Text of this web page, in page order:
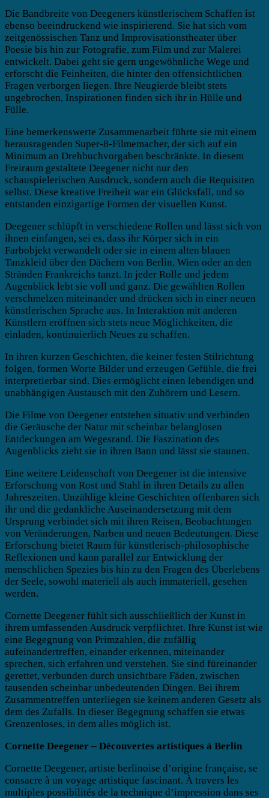
Die Bandbreite von Deegeners künstlerischem Schaffen ist
ebenso beeindruckend wie inspirierend. Sie hat sich vom
zeitgenössischen Tanz und Improvisationstheater über
Poesie bis hin zur Fotografie, zum Film und zur Malerei
entwickelt. Dabei geht sie gern ungewöhnliche Wege und
erforscht die Feinheiten, die hinter den offensichtlichen
Fragen verborgen liegen. Ihre Neugierde bleibt stets
ungebrochen, Inspirationen finden sich ihr in Hülle und
Fülle.
Eine bemerkenswerte Zusammenarbeit führte sie mit einem
herausragenden Super-8-Filmemacher, der sich auf ein
Minimum an Drehbuchvorgaben beschränkte. In diesem
Freiraum gestaltete Deegener nicht nur den
schauspielerischen Ausdruck, sondern auch die Requisiten
selbst. Diese kreative Freiheit war ein Glücksfall, und so
entstanden einzigartige Formen der visuellen Kunst.
Deegener schlüpft in verschiedene Rollen und lässt sich von
ihnen einfangen, sei es, dass ihr Körper sich in ein
Farbobjekt verwandelt oder sie in einem alten blauen
Tanzkleid über den Dächern von Berlin, Wien oder an den
Stränden Frankreichs tanzt. In jeder Rolle und jedem
Augenblick lebt sie voll und ganz. Die gewählten Rollen
verschmelzen miteinander und drücken sich in einer neuen
künstlerischen Sprache aus. In Interaktion mit anderen
Künstlern eröffnen sich stets neue Möglichkeiten, die
einladen, kontinuierlich Neues zu schaffen.
In ihren kurzen Geschichten, die keiner festen Stilrichtung
folgen, formen Worte Bilder und erzeugen Gefühle, die frei
interpretierbar sind. Dies ermöglicht einen lebendigen und
unabhängigen Austausch mit den Zuhörern und Lesern.
Die Filme von Deegener entstehen situativ und verbinden
die Geräusche der Natur mit scheinbar belanglosen
Entdeckungen am Wegesrand. Die Faszination des
Augenblicks zieht sie in ihren Bann und lässt sie staunen.
Eine weitere Leidenschaft von Deegener ist die intensive
Erforschung von Rost und Stahl in ihren Details zu allen
Jahreszeiten. Unzählige kleine Geschichten offenbaren sich
ihr und die gedankliche Auseinandersetzung mit dem
Ursprung verbindet sich mit ihren Reisen, Beobachtungen
von Veränderungen, Narben und neuen Bedeutungen. Diese
Erforschung bietet Raum für künstlerisch-philosophische
Reflexionen und kann parallel zur Entwicklung der
menschlichen Spezies bis hin zu den Fragen des Überlebens
der Seele, sowohl materiell als auch immateriell, gesehen
werden.
Cornette Deegener fühlt sich ausschließlich der Kunst in
ihrem umfassenden Ausdruck verpflichtet. Ihre Kunst ist wie
eine Begegnung von Primzahlen, die zufällig
aufeinandertreffen, einander erkennen, miteinander
sprechen, sich erfahren und verstehen. Sie sind füreinander
gerettet, verbunden durch unsichtbare Fäden, zwischen
tausenden scheinbar unbedeutenden Dingen. Bei ihrem
Zusammentreffen unterliegen sie keinem anderen Gesetz als
dem des Zufalls. In dieser Begegnung schaffen sie etwas
Grenzenloses, in dem alles möglich ist.
Cornette Deegener – Découvertes artistiques à Berlin
Cornette Deegener, artiste berlinoise d’origine française, se
consacre à un voyage artistique fascinant. À travers les
multiples possibilités de la technique d’impression dans ses